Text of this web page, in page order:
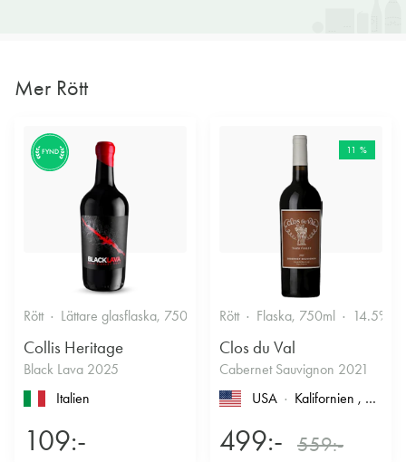
Mer Rött
FYND
Rött Lättare glasflaska, 750ml 13.5%
Collis Heritage
Black Lava 2025
Italien
109:-
11 %
Rött Flaska, 750ml 14.5%
Clos du Val
Cabernet Sauvignon 2021
USA
Kalifornien , North Coast
499:- 559:-